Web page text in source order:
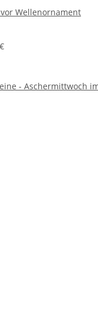
Wellenornament